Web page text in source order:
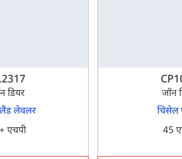
डियर
लेवलर
एचपी
जॉन
चिसेल
45